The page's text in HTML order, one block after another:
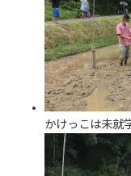
かけっこは未就